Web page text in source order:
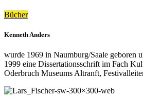
Bücher
Kenneth Anders
wurde 1969 in Naumburg/Saale geboren
1999 eine Dissertationsschrift im Fach
Oderbruch Museums Altranft,